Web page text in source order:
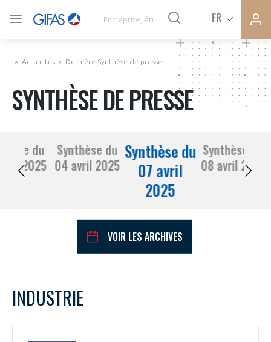
FR
SYNTHÈSE DE PRESSE
COMMUNIQUÉS DE PRESSE
PRÉSENTATION
Actualités Dernière Synthèse de presse
SYNTHÈSE DE PRESSE
du
03 avril 2025
Synthèse du
04 avril 2025
Synthèse du
07 avril
2025
Synthèse du
08 avril 2025
VOIR LES ARCHIVES
L
1 2 3 4 5
6
INDUSTRIE
VOUS ÊTES ADHÉRENTS
PAS ENCORE ADHÉRENT ?
Rejoignez une filière d’excellence et développez
DEMANDE D’ADHÉSION
Avez-vous un statut de droit français ?